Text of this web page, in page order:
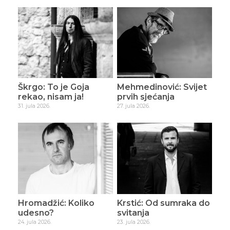
Škrgo: To je Goja
rekao, nisam ja!
31. jula 2026.
Mehmedinović: Svijet
prvih sjećanja
27. jula 2026.
Hromadžić: Koliko
udesno?
24. jula 2026.
Krstić: Od sumraka do
svitanja
23. jula 2026.